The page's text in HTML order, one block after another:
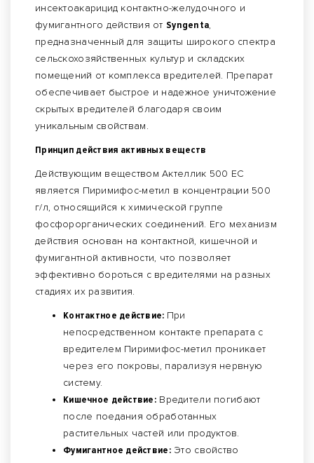
инсектоакарицид контактно-желудочного и
фумигантного действия от Syngenta,
предназначенный для защиты широкого спектра
сельскохозяйственных культур и складских
помещений от комплекса вредителей. Препарат
обеспечивает быстрое и надежное уничтожение
скрытых вредителей благодаря своим
уникальным свойствам.
Принцип действия активных веществ
Действующим веществом Актеллик 500 ЕС
является Пиримифос-метил в концентрации 500
г/л, относящийся к химической группе
фосфорорганических соединений. Его механизм
действия основан на контактной, кишечной и
фумигантной активности, что позволяет
эффективно бороться с вредителями на разных
стадиях их развития.
Контактное действие: При
непосредственном контакте препарата с
вредителем Пиримифос-метил проникает
через его покровы, парализуя нервную
систему.
Кишечное действие: Вредители погибают
после поедания обработанных
растительных частей или продуктов.
Фумигантное действие:Это свойство